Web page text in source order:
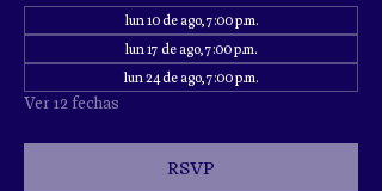
lun 10 de ago, 7:00 p.m.
lun 17 de ago, 7:00 p.m.
lun 24 de ago, 7:00 p.m.
Ver 12 fechas
RSVP